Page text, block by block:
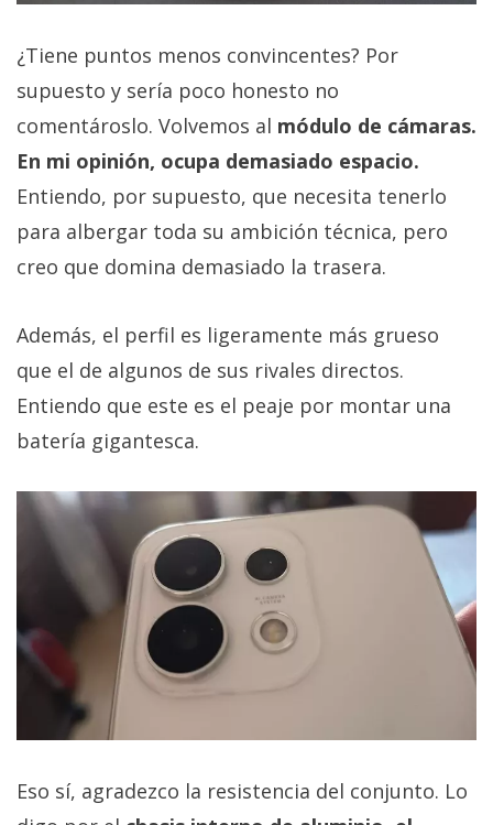
¿Tiene puntos menos convincentes? Por
supuesto y sería poco honesto no
comentároslo. Volvemos al módulo de cámaras.
En mi opinión, ocupa demasiado espacio.
Entiendo, por supuesto, que necesita tenerlo
para albergar toda su ambición técnica, pero
creo que domina demasiado la trasera.
Además, el perfil es ligeramente más grueso
que el de algunos de sus rivales directos.
Entiendo que este es el peaje por montar una
batería gigantesca.
Eso sí, agradezco la resistencia del conjunto. Lo